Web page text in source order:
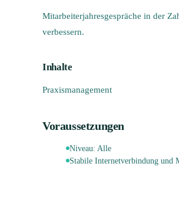
Mitarbeiterjahresgespräche in der
verbessern.
Inhalte
Praxismanagement
Voraussetzungen
Niveau: Alle
Stabile Internetverbindung